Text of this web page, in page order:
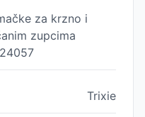
za krzno i
zupcima
Trixie